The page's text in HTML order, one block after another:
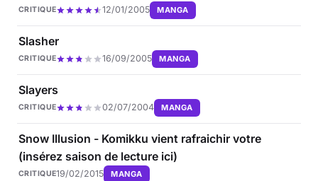
CRITIQUE 12/01/2005 MANGA
Slasher
CRITIQUE 16/09/2005 MANGA
Slayers
CRITIQUE 02/07/2004 MANGA
Snow Illusion - Komikku vient rafraichir votre
(insérez saison de lecture ici)
CRITIQUE19/02/2015 MANGA